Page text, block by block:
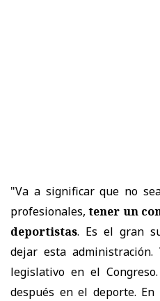
"Va a significar que no
profesionales,tener un
deportistas. Es el gran
dejar esta
legislativo en el
después en el deporte.